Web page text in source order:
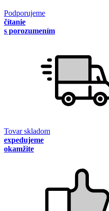
Podporujeme
čítanie
s porozumením
Tovar skladom
expedujeme
okamžite